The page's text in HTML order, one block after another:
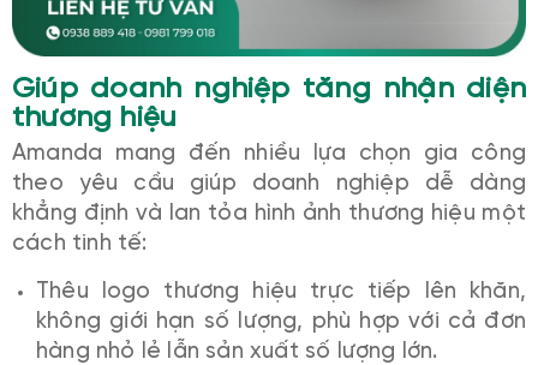
Giúp doanh nghiệp tăng nhận diện
thương hiệu
Amanda mang đến nhiều lựa chọn gia công
theo yêu cầu giúp doanh nghiệp dễ dàng
khẳng định và lan tỏa hình ảnh thương hiệu một
cách tinh tế:
Thêu logo thương hiệu trực tiếp lên khăn,
không giới hạn số lượng, phù hợp với cả đơn
hàng nhỏ lẻ lẫn sản xuất số lượng lớn.